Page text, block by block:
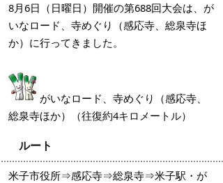
8月6日（日曜日）開催の第688回大会は、 が
いなロード、寺めぐり（感応寺、総泉寺ほ
か） に行ってきました。
がいなロード、寺めぐり（感応寺、
総泉寺ほか）
（往復約4キロメートル）
ルート
米子市役所⇒感応寺⇒総泉寺⇒米子駅・が